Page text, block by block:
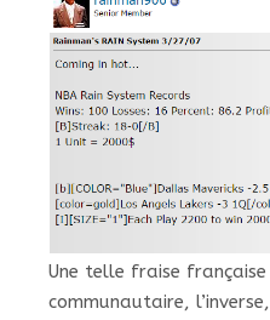
Une telle fraise
communautaire,